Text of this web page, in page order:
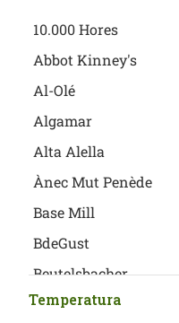
10.000 Hores
Abbot Kinney's
Al-Olé
Algamar
Alta Alella
Ànec Mut Penède
Base Mill
BdeGust
Beutelsbacher
Bio-K
Temperatura